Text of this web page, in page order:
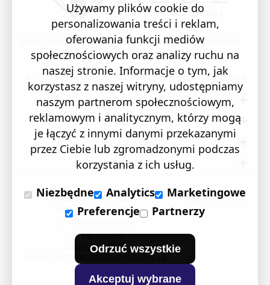
E-Azur to świetne i sprawdzone miejsce na zakupy. W każdy
produkt wkładamy swoją pasję i serce.
© 2023 Sklep Jubilerski AZUR. Wszystkie prawa zastrzeżone
INFORMACJE
O NAS
MOJE KONTO
BIŻUTERIA
Sklep Jubilerski "AZUR"
ul. 1 Sierpnia 24/105
37-450 Stalowa Wola
+48 730 840 357
sklep@e-azur.pl
NIP: 8651420440 REGON: 180831684
Używamy plików cookie do
personalizowania treści i reklam,
oferowania funkcji mediów
społecznościowych oraz analizy ruchu na
naszej stronie. Informacje o tym, jak
korzystasz z naszej witryny, udostępniamy
naszym partnerom społecznościowym,
reklamowym i analitycznym, którzy mogą
je łączyć z innymi danymi przekazanymi
przez Ciebie lub zgromadzonymi podczas
korzystania z ich usług.
Niezbędne
Analytics
Marketingowe
Preferencje
Partnerzy
Odrzuć wszystkie
Akceptuj wybrane